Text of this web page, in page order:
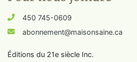
450 745-0609
abonnement@maisonsaine.ca
Éditions du 21e siècle Inc.